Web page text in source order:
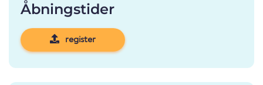
Åbningstider
register